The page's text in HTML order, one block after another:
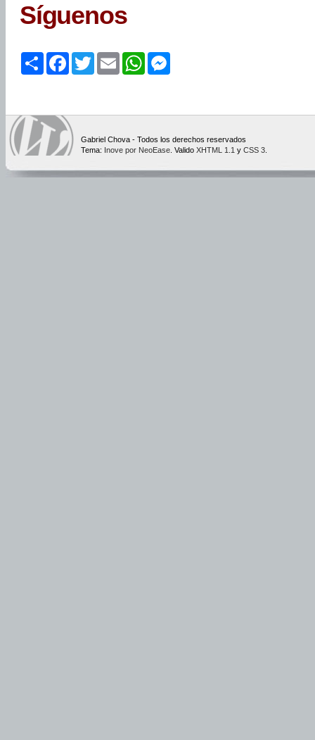
Síguenos
ShareFacebook
TwitterEmailWhatsApp
Gabriel Chova - Todos los derechos reservados
Tema: Inove por NeoEase . Valido XHTML 1.1 y CSS 3